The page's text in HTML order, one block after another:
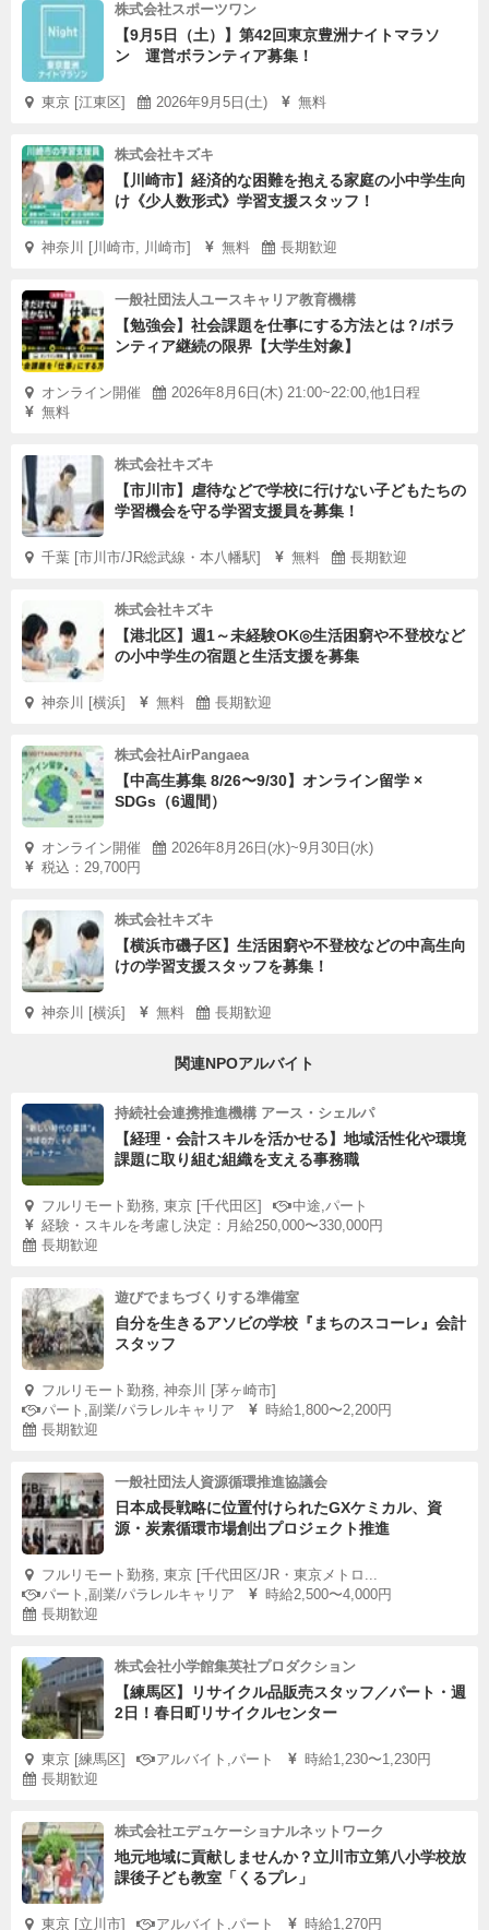
株式会社スポーツワン
【9月5日（土）】第42回東京豊洲ナイトマラソ
ン 運営ボランティア募集！
東京 [江東区] 2026年9月5日(土) 無料
株式会社キズキ
【川崎市】経済的な困難を抱える家庭の小中学生向
け《少人数形式》学習支援スタッフ！
神奈川 [川崎市, 川崎市] 無料 長期歓迎
一般社団法人ユースキャリア教育機構
【勉強会】社会課題を仕事にする方法とは？/ボラ
ンティア継続の限界【大学生対象】
オンライン開催
2026年8月6日(木) 21:00~22:00,他1日程
無料
株式会社キズキ
【市川市】虐待などで学校に行けない子どもたちの
学習機会を守る学習支援員を募集！
千葉 [市川市/JR総武線・本八幡駅] 無料 長期歓迎
株式会社キズキ
【港北区】週1～未経験OK◎生活困窮や不登校など
の小中学生の宿題と生活支援を募集
神奈川 [横浜] 無料 長期歓迎
株式会社AirPangaea
【中高生募集 8/26〜9/30】オンライン留学 ×
SDGs（6週間）
オンライン開催
2026年8月26日(水)~9月30日(水)
税込：29,700円
株式会社キズキ
【横浜市磯子区】生活困窮や不登校などの中高生向
けの学習支援スタッフを募集！
神奈川 [横浜] 無料 長期歓迎
関連NPOアルバイト
持続社会連携推進機構 アース・シェルパ
【経理・会計スキルを活かせる】地域活性化や環境
課題に取り組む組織を支える事務職
フルリモート勤務, 東京 [千代田区]
中途,パート
経験・スキルを考慮し決定：月給250,000〜330,000円
長期歓迎
遊びでまちづくりする準備室
自分を生きるアソビの学校『まちのスコーレ』会計
スタッフ
フルリモート勤務, 神奈川 [茅ヶ崎市]
パート,副業/パラレルキャリア
時給1,800〜2,200円
長期歓迎
一般社団法人資源循環推進協議会
日本成長戦略に位置付けられたGXケミカル、資
源・炭素循環市場創出プロジェクト推進
フルリモート勤務, 東京 [千代田区/JR・東京メトロ...
パート,副業/パラレルキャリア
時給2,500〜4,000円
長期歓迎
株式会社小学館集英社プロダクション
【練馬区】リサイクル品販売スタッフ／パート・週
2日！春日町リサイクルセンター
東京 [練馬区] アルバイト,パート
時給1,230〜1,230円
長期歓迎
株式会社エデュケーショナルネットワーク
地元地域に貢献しませんか？立川市立第八小学校放
課後子ども教室「くるプレ」
東京 [立川市] アルバイト,パート 時給1,270円